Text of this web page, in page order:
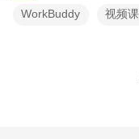
WorkBuddy 视频